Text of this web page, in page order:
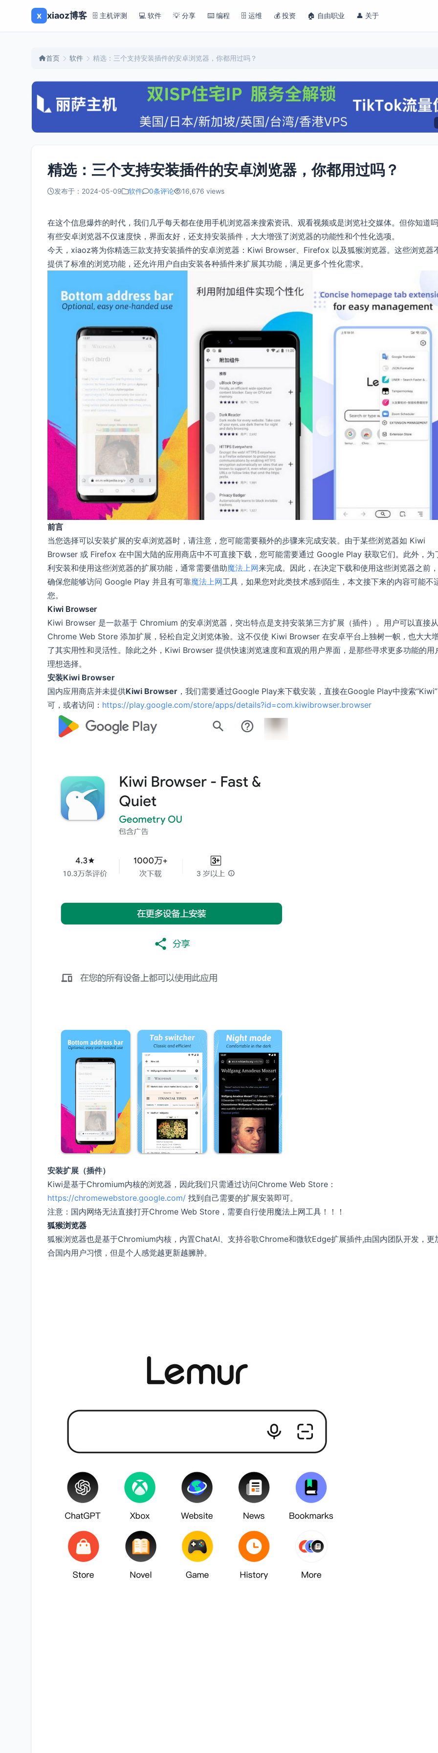
x xiaoz博客 🗄️ 主机评测 💻 软件 💡 分享 ⌨️ 编程 🗄️ 运维 💰 投资 🏠 自由职业 👤 关于
首页 软件 精选：三个支持安装插件的安卓浏览器，你都用过吗？
精选：三个支持安装插件的安卓浏览器，你都用过吗？
发布于：2024-05-09 软件 0条评论 16,676 views
在这个信息爆炸的时代，我们几乎每天都在使用手机浏览器来搜索资讯、观看视频或是浏览社交媒体。但你知道
有些安卓浏览器不仅速度快，界面友好，还支持安装插件，大大增强了浏览器的功能性和个性化选项。
今天，xiaoz将为你精选三款支持安装插件的安卓浏览器：Kiwi Browser、Firefox 以及狐猴浏览器。这些浏览器
提供了标准的浏览功能，还允许用户自由安装各种插件来扩展其功能，满足更多个性化需求。
前言
当您选择可以安装扩展的安卓浏览器时，请注意，您可能需要额外的步骤来完成安装。由于某些浏览器如 Kiwi
Browser 或 Firefox 在中国大陆的应用商店中不可直接下载，您可能需要通过 Google Play 获取它们。此外，为
利安装和使用这些浏览器的扩展功能，通常需要借助魔法上网来完成。因此，在决定下载和使用这些浏览器之前
确保您能够访问 Google Play 并且有可靠魔法上网工具，如果您对此类技术感到陌生，本文接下来的内容可能不
您。
Kiwi Browser
Kiwi Browser 是一款基于 Chromium 的安卓浏览器，突出特点是支持安装第三方扩展（插件）。用户可以直接从
Chrome Web Store 添加扩展，轻松自定义浏览体验。这不仅使 Kiwi Browser 在安卓平台上独树一帜，也大大
了其实用性和灵活性。除此之外，Kiwi Browser 提供快速浏览速度和直观的用户界面，是那些寻求更多功能的用
理想选择。
安装Kiwi Browser
国内应用商店并未提供Kiwi Browser ，我们需要通过Google Play来下载安装，直接在Google Play中搜索
可，或者访问： https://play.google.com/store/apps/details?id=com.kiwibrowser.browser
安装扩展（插件）
Kiwi是基于Chromium内核的浏览器，因此我们只需通过访问Chrome Web Store：
https://chromewebstore.google.com/ 找到自己需要的扩展安装即可。
注意：国内网络无法直接打开Chrome Web Store，需要自行使用魔法上网工具！！！
狐猴浏览器
狐猴浏览器也是基于Chromium内核，内置ChatAI、支持谷歌Chrome和微软Edge扩展插件,由国内团队开发，更
合国内用户习惯，但是个人感觉越更新越臃肿。